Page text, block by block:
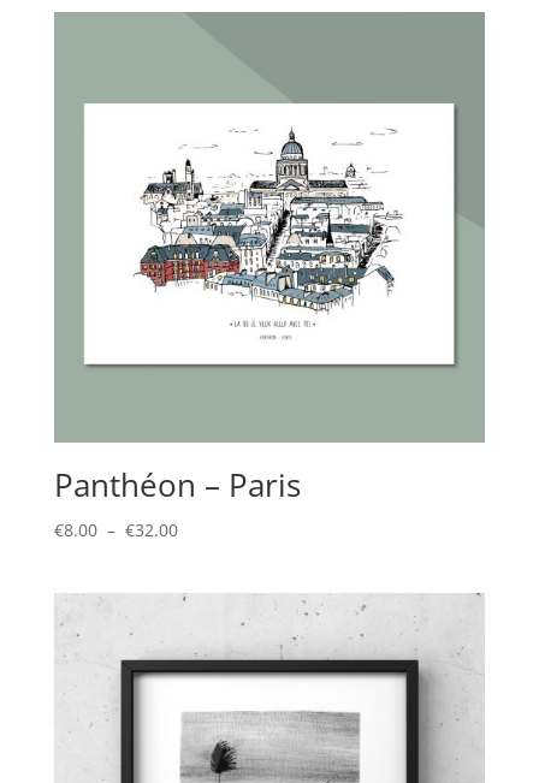
Panthéon – Paris
€8.00 – €32.00Plage
€32.00